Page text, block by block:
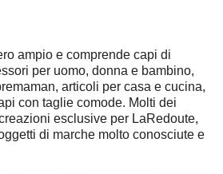
ampio e comprende capi di
per uomo, donna e bambino,
articoli per casa e cucina,
con taglie comode. Molti dei
esclusive per LaRedoute,
di marche molto conosciute e